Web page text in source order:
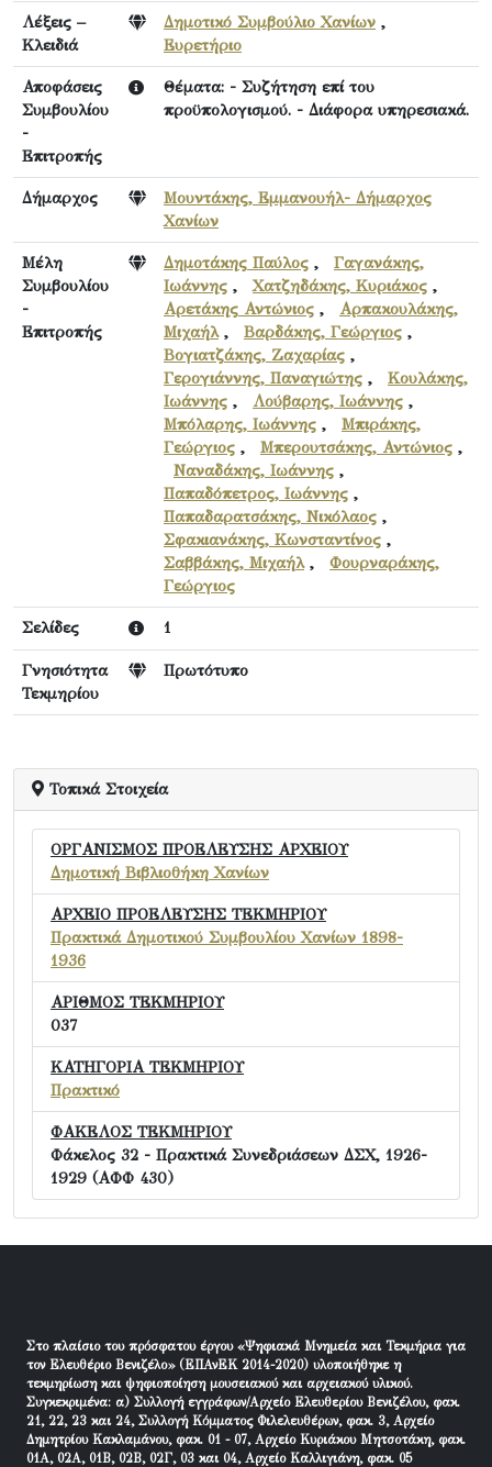
Λέξεις –
Κλειδιά
Δημοτικό Συμβούλιο Χανίων ,
Ευρετήριο
Αποφάσεις
Συμβουλίου
-
Επιτροπής
Θέματα: - Συζήτηση επί του
προϋπολογισμού. - Διάφορα υπηρεσιακά.
Δήμαρχος
Μουντάκης, Εμμανουήλ- Δήμαρχος
Χανίων
Μέλη
Συμβουλίου
-
Επιτροπής
Δημοτάκης Παύλος , Γαγανάκης,
Ιωάννης ,Χατζηδάκης, Κυριάκος ,
Αρετάκης Αντώνιος , Αρπακουλάκης,
Μιχαήλ, Βαρδάκης, Γεώργιος ,
Βογιατζάκης, Ζαχαρίας ,
Γερογιάννης, Παναγιώτης , Κουλάκης,
Ιωάννης , Λούβαρης, Ιωάννης ,
Μπόλαρης, Ιωάννης , Μπιράκης,
Γεώργιος , Μπερουτσάκης, Αντώνιος ,
Ναναδάκης, Ιωάννης ,
Παπαδόπετρος, Ιωάννης ,
Παπαδαρατσάκης, Νικόλαος ,
Σφακιανάκης, Κωνσταντίνος ,
Σαββάκης, Μιχαήλ, Φουρναράκης,
Γεώργιος
Σελίδες 1
Γνησιότητα
Τεκμηρίου
Πρωτότυπο
Τοπικά Στοιχεία
ΟΡΓΑΝΙΣΜΟΣ ΠΡΟΕΛΕΥΣΗΣ ΑΡΧΕΙΟΥ
Δημοτική Βιβλιοθήκη Χανίων
ΑΡΧΕΙΟ ΠΡΟΕΛΕΥΣΗΣ ΤΕΚΜΗΡΙΟΥ
Πρακτικά Δημοτικού Συμβουλίου Χανίων 1898-
1936
ΑΡΙΘΜΟΣ ΤΕΚΜΗΡΙΟΥ
037
ΚΑΤΗΓΟΡΙΑ ΤΕΚΜΗΡΙΟΥ
Πρακτικό
ΦΑΚΕΛΟΣ ΤΕΚΜΗΡΙΟΥ
Φάκελος 32 - Πρακτικά Συνεδριάσεων ΔΣΧ, 1926-
1929 (ΑΦΦ 430)
Στο πλαίσιο του πρόσφατου έργου «Ψηφιακά Μνημεία και Τεκμήρια για
τον Ελευθέριο Βενιζέλο» (ΕΠΑνΕΚ 2014-2020) υλοποιήθηκε η
τεκμηρίωση και ψηφιοποίηση μουσειακού και αρχειακού υλικού.
Συγκεκριμένα: α) Συλλογή εγγράφων/Αρχείο Ελευθερίου Βενιζέλου, φακ.
21, 22, 23 και 24, Συλλογή Κόμματος Φιλελευθέρων, φακ. 3, Αρχείο
Δημητρίου Κακλαμάνου, φακ. 01 - 07, Αρχείο Κυριάκου Μητσοτάκη, φακ.
01Α, 02Α, 01Β, 02Β, 02Γ, 03 και 04, Αρχείο Καλλιγιάνη, φακ. 05